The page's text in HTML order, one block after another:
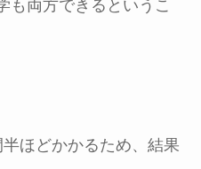
も両方できるというこ
ほどかかるため、結果